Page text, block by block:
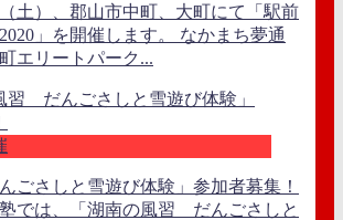
土）、郡山市中町、大町にて「駅前
」を開催します。 なかまち夢通
エリートパーク...
ごさしと雪遊び体験」参加者募集！
では、「湖南の風習 だんごさしと